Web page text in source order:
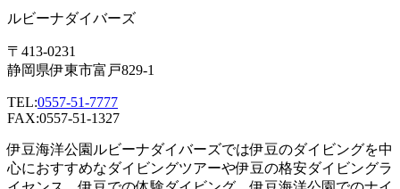
ルビーナダイバーズ
〒413-0231
静岡県伊東市富戸829-1
TEL:0557-51-7777
FAX:0557-51-1327
伊豆海洋公園ルビーナダイバーズでは伊豆のダイビングを中
心におすすめなダイビングツアーや伊豆の格安ダイビングラ